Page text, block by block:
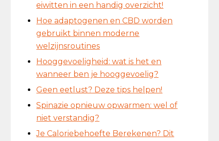
eiwitten in een handig overzicht!
Hoe adaptogenen en CBD worden
gebruikt binnen moderne
welzijnsroutines
Hooggevoeligheid: wat is het en
wanneer ben je hooggevoelig?
Geen eetlust? Deze tips helpen!
Spinazie opnieuw opwarmen: wel of
niet verstandig?
Je Caloriebehoefte Berekenen? Dit